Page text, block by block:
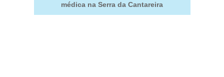
médica na Serra da Cantareira